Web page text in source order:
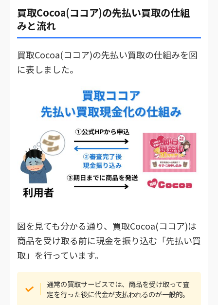
買取Cocoa(ココア)の先払い買取の仕組
みと流れ
買取Cocoa(ココア)の先払い買取の仕組みを図
に表しました。
図を見ても分かる通り、買取Cocoa(ココア)は
商品を受け取る前に現金を振り込む「先払い買
取」を行っています。
通常の買取サービスでは、商品を受け取って査
定を行った後に代金が支払われるのが一般的。